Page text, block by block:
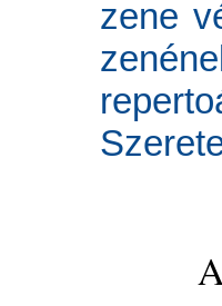
zene